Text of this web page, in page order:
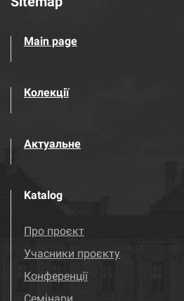
Main page
Колекції
Актуальне
Katalog
Про проєкт
Учасники проєкту
Конференції